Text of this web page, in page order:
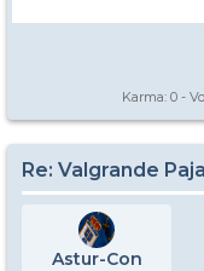
Karma: 0 -
Re: Valgrande
Astur-Con